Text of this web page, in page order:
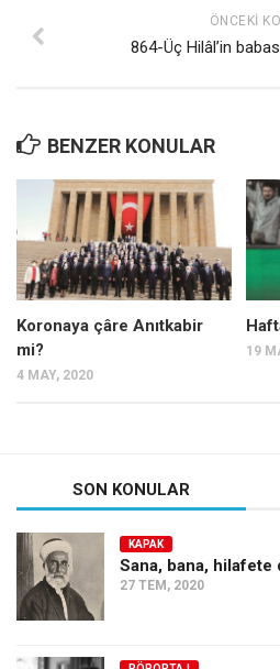
Leyla Şerif Emin
Selçuk Türkyılmaz
Mehmet Ali Tekin
Abir E. Nahas
Amina S. Jenenkovic
Bağdagül Öz
Kategoriler
Kültür Sanat
Kitap
Karisi kitap sualleri
7 soruda bu hafta
ÖNCEKI
864-Üç Hilâl’in
BENZER KONULAR
Koronaya çâre Anıtkabir
mi?
4 MAY, 2020
19
SON KONULAR
KAPAK
Sana, bana, hilafete
27 TEM, 2020